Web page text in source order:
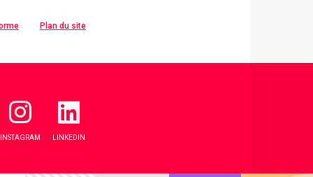
Plan du site
INSTAGRAM LINKEDIN